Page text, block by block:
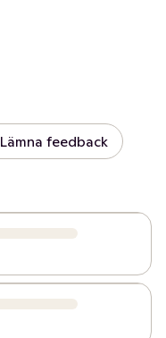
Lämna feedback